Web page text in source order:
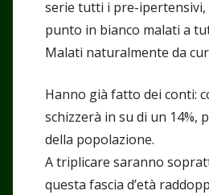
serie tutti i pre-ipertensivi,
punto in bianco malati a
Malati naturalmente da
Hanno già fatto dei conti:
schizzerà in su di un 14%,
della popolazione.
A triplicare saranno
questa fascia d’età